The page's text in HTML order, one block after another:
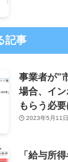
記事
事業者が”
場合、イ
もらう必
2023年5月11日
「給与所